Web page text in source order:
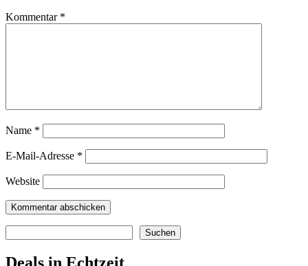
Kommentar *
Name *
E-Mail-Adresse *
Website
Suchen